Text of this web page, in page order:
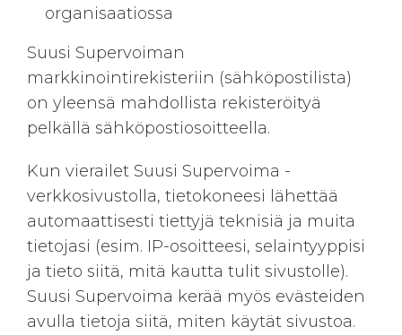
organisaatiossa
Suusi Supervoiman
markkinointirekisteriin (sähköpostilista)
on yleensä mahdollista rekisteröityä
pelkällä sähköpostiosoitteella.
Kun vierailet Suusi Supervoima -
verkkosivustolla, tietokoneesi lähettää
automaattisesti tiettyjä teknisiä ja muita
tietojasi (esim. IP-osoitteesi, selaintyyppisi
ja tieto siitä, mitä kautta tulit sivustolle).
Suusi Supervoima kerää myös evästeiden
avulla tietoja siitä, miten käytät sivustoa.